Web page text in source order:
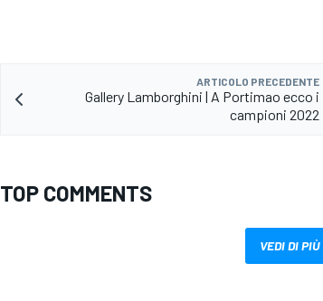
ARTICOLO PRECEDENTE
Gallery Lamborghini | A Portimao ecco i
campioni 2022
TOP COMMENTS
VEDI DI